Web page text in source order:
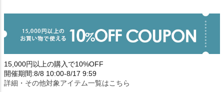
15,000円以上の購入で10%OFF
開催期間:8/8 10:00-8/17 9:59
詳細・その他対象アイテム一覧はこちら